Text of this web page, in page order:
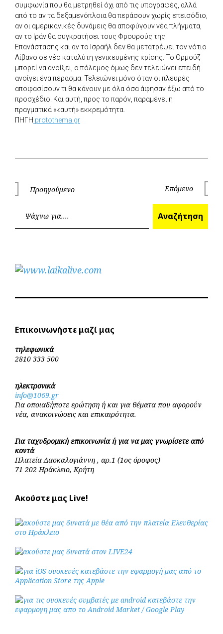
συμφωνία που θα μετρηθεί όχι από τις υπογραφές, αλλά
από το αν τα δεξαμενόπλοια θα περάσουν χωρίς επεισόδιο,
αν οι αμερικανικές δυνάμεις θα αποφύγουν νέα πλήγματα,
αν το Ιράν θα συγκρατήσει τους Φρουρούς της
Επανάστασης και αν το Ισραήλ δεν θα μετατρέψει τον νότιο
Λίβανο σε νέο καταλύτη γενικευμένης κρίσης. Το Ορμούζ
μπορεί να ανοίξει, ο πόλεμος όμως δεν τελειώνει επειδή
ανοίγει ένα πέρασμα. Τελειώνει μόνο όταν οι πλευρές
αποφασίσουν τι θα κάνουν με όλα όσα άφησαν έξω από το
προσχέδιο. Και αυτή, προς το παρόν, παραμένει η
πραγματικά «καυτή» εκκρεμότητα.
ΠΗΓΗ protothema.gr
Πλοήγηση
άρθρων
Προηγούμενο Επόμενο
Αναζήτηση
Επικοινωνήστε μαζί μας
τηλεφωνικά
2810 333 500
ηλεκτρονικά
info@1069.gr
Για οποιαδήποτε ερώτηση ή και για θέματα που αφορούν
νέα, ανακοινώσεις και επικαιρότητα.
Για ταχυδρομική επικοινωνία ή για να μας γνωρίσετε από
κοντά
Πλατεία Δασκαλογιάννη , αρ.1 (1ος όροφος)
71 202 Ηράκλειο, Κρήτη
Ακούστε μας Live!